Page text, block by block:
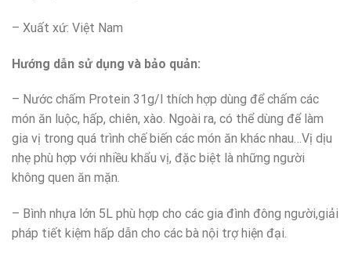
– Xuất xứ: Việt Nam
Hướng dẫn sử dụng và bảo quản:
– Nước chấm Protein 31g/l thích hợp dùng để chấm các
món ăn luộc, hấp, chiên, xào. Ngoài ra, có thể dùng để làm
gia vị trong quá trình chế biến các món ăn khác nhau…Vị dịu
nhẹ phù hợp với nhiều khẩu vị, đặc biệt là những người
không quen ăn mặn.
– Bình nhựa lớn 5L phù hợp cho các gia đình đông người,giải
pháp tiết kiệm hấp dẫn cho các bà nội trợ hiện đại.